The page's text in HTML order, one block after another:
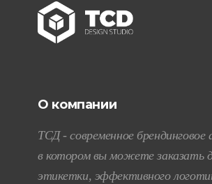
О компании
ТСД - современное брендинговое
в котором вы можете заказать
этикетки, эффективного